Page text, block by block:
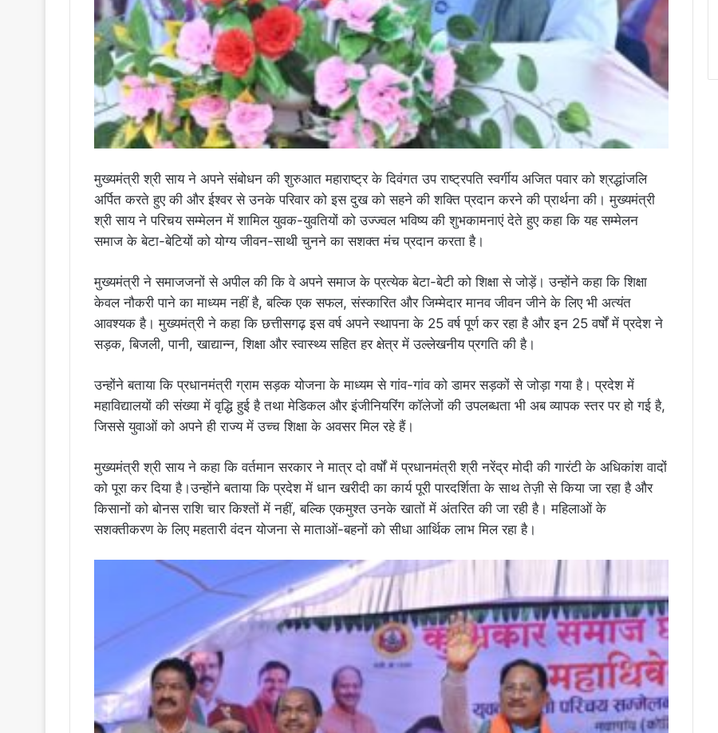
मुख्यमंत्री श्री साय ने अपने संबोधन की शुरुआत महाराष्ट्र के दिवंगत उप राष्ट्रपति स्वर्गीय अजित पवार को श्रद्धांजलि
अर्पित करते हुए की और ईश्वर से उनके परिवार को इस दुख को सहने की शक्ति प्रदान करने की प्रार्थना की। मुख्यमंत्री
श्री साय ने परिचय सम्मेलन में शामिल युवक-युवतियों को उज्ज्वल भविष्य की शुभकामनाएं देते हुए कहा कि यह सम्मेलन
समाज के बेटा-बेटियों को योग्य जीवन-साथी चुनने का सशक्त मंच प्रदान करता है।
मुख्यमंत्री ने समाजजनों से अपील की कि वे अपने समाज के प्रत्येक बेटा-बेटी को शिक्षा से जोड़ें। उन्होंने कहा कि शिक्षा
केवल नौकरी पाने का माध्यम नहीं है, बल्कि एक सफल, संस्कारित और जिम्मेदार मानव जीवन जीने के लिए भी अत्यंत
आवश्यक है। मुख्यमंत्री ने कहा कि छत्तीसगढ़ इस वर्ष अपने स्थापना के 25 वर्ष पूर्ण कर रहा है और इन 25 वर्षों में प्रदेश ने
सड़क, बिजली, पानी, खाद्यान्न, शिक्षा और स्वास्थ्य सहित हर क्षेत्र में उल्लेखनीय प्रगति की है।
उन्होंने बताया कि प्रधानमंत्री ग्राम सड़क योजना के माध्यम से गांव-गांव को डामर सड़कों से जोड़ा गया है। प्रदेश में
महाविद्यालयों की संख्या में वृद्धि हुई है तथा मेडिकल और इंजीनियरिंग कॉलेजों की उपलब्धता भी अब व्यापक स्तर पर हो गई है,
जिससे युवाओं को अपने ही राज्य में उच्च शिक्षा के अवसर मिल रहे हैं।
मुख्यमंत्री श्री साय ने कहा कि वर्तमान सरकार ने मात्र दो वर्षों में प्रधानमंत्री श्री नरेंद्र मोदी की गारंटी के अधिकांश वादों
को पूरा कर दिया है।उन्होंने बताया कि प्रदेश में धान खरीदी का कार्य पूरी पारदर्शिता के साथ तेज़ी से किया जा रहा है और
किसानों को बोनस राशि चार किश्तों में नहीं, बल्कि एकमुश्त उनके खातों में अंतरित की जा रही है। महिलाओं के
सशक्तीकरण के लिए महतारी वंदन योजना से माताओं-बहनों को सीधा आर्थिक लाभ मिल रहा है।